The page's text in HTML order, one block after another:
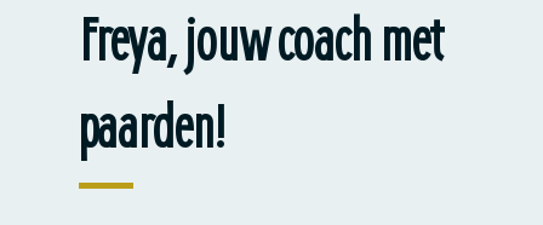
Freya, jouw coach met
paarden!